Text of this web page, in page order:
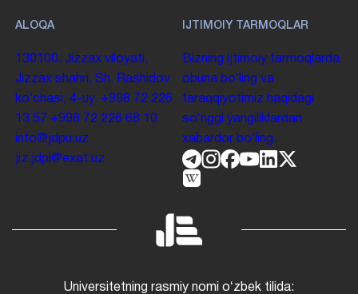
ALOQA
130100. Jizzax viloyati,
Jizzax shahri, Sh. Rashidov
koʻchasi, 4-uy. +998 72 226
13 57 +998 72 226 68 10
info@jdpu.uz
jiz.jdpi@exat.uz
IJTIMOIY TARMOQLAR
Bizning ijtimoiy tarmoqlarda
obuna boʻling va
taraqqiyotimiz haqidagi
soʻnggi yangiliklardan
xabardor boʻling.
Universitetning rasmiy nomi oʻzbek tilida: